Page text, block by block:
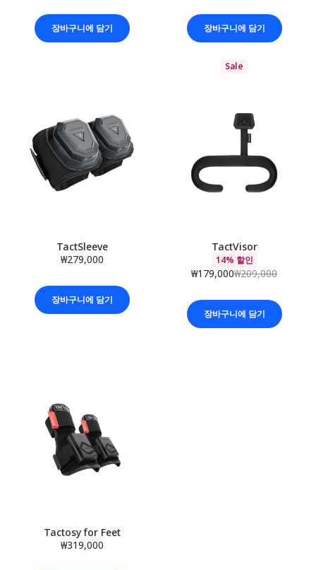
장바구니에 담기 장바구니에 담기
TactSleeve
₩279,000
장바구니에 담기
Sale
TactVisor
14% 할인
₩179,000₩209,000
장바구니에 담기
Tactosy for Feet
₩319,000